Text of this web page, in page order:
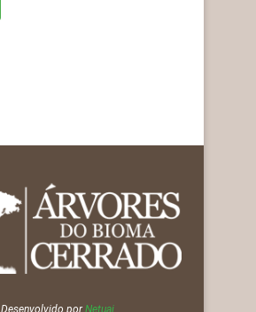
Desenvolvido porNetuai